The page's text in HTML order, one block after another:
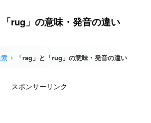
「rug」の意味・発音の違い
「rag」と「rug」の意味・発音の違い
スポンサーリンク